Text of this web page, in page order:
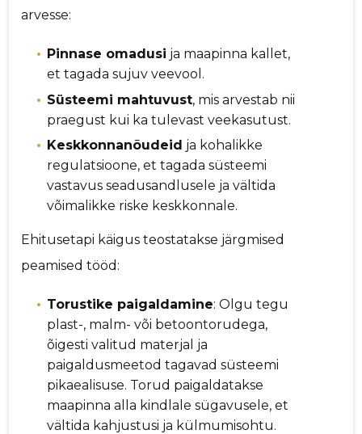
arvesse:
Pinnase omadusi ja maapinna kallet,
et tagada sujuv veevool.
Süsteemi mahtuvust, mis arvestab nii
praegust kui ka tulevast veekasutust.
Keskkonnanõudeid ja kohalikke
regulatsioone, et tagada süsteemi
vastavus seadusandlusele ja vältida
võimalikke riske keskkonnale.
Ehitusetapi käigus teostatakse järgmised
peamised tööd:
Torustike paigaldamine: Olgu tegu
plast-, malm- või betoontorudega,
õigesti valitud materjal ja
paigaldusmeetod tagavad süsteemi
pikaealisuse. Torud paigaldatakse
maapinna alla kindlale sügavusele, et
vältida kahjustusi ja külmumisohtu.